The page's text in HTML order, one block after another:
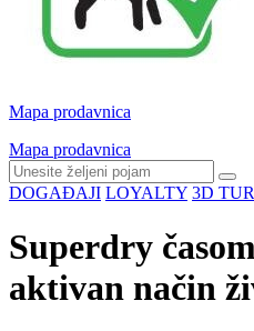
Mapa prodavnica
Mapa prodavnica
DOGAĐAJI LOYALTY 3D
Superdry
aktivan način